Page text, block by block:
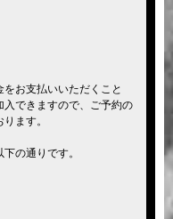
お支払いいただくこと
できますので、ご予約の
ます。
の通りです。